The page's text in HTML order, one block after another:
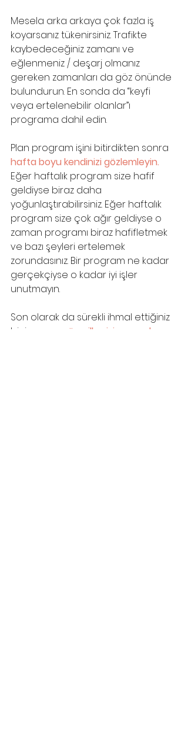
Mesela arka arkaya çok fazla iş
koyarsanız tükenirsiniz. Trafikte
kaybedeceğiniz zamanı ve
eğlenmeniz / deşarj olmanız
gereken zamanları da göz önünde
bulundurun. En sonda da “keyfi
veya ertelenebilir olanlar”ı
programa dahil edin.
Plan program işini bitirdikten sonra
hafta boyu kendinizi gözlemleyin.
Eğer haftalık program size hafif
geldiyse biraz daha
yoğunlaştırabilirsiniz. Eğer haftalık
program size çok ağır geldiyse o
zaman programı biraz hafifletmek
ve bazı şeyleri ertelemek
zorundasınız. Bir program ne kadar
gerçekçiyse o kadar iyi işler
unutmayın.
Son olarak da sürekli ihmal ettiğiniz
bir iş varsa
güne ilk o işi yaparak